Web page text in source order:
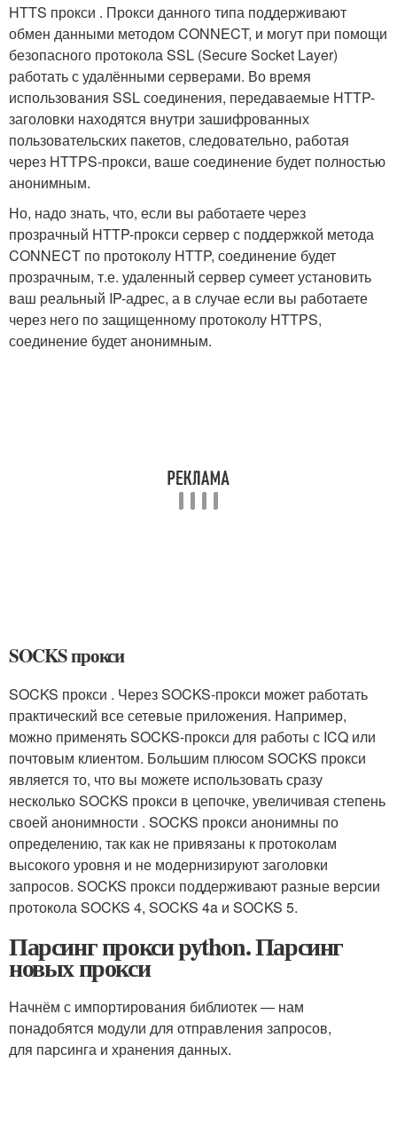
HTTS прокси . Прокси данного типа поддерживают
обмен данными методом CONNECT, и могут при помощи
безопасного протокола SSL (Secure Socket Layer)
работать с удалёнными серверами. Во время
использования SSL соединения, передаваемые HTTP-
заголовки находятся внутри зашифрованных
пользовательских пакетов, следовательно, работая
через HTTPS-прокси, ваше соединение будет полностью
анонимным.
Но, надо знать, что, если вы работаете через
прозрачный HTTP-прокси сервер с поддержкой метода
CONNECT по протоколу HTTP, соединение будет
прозрачным, т.е. удаленный сервер сумеет установить
ваш реальный IP-адрес, а в случае если вы работаете
через него по защищенному протоколу HTTPS,
соединение будет анонимным.
SOCKS прокси
SOCKS прокси . Через SOCKS-прокси может работать
практический все сетевые приложения. Например,
можно применять SOCKS-прокси для работы с ICQ или
почтовым клиентом. Большим плюсом SOCKS прокси
является то, что вы можете использовать сразу
несколько SOCKS прокси в цепочке, увеличивая степень
своей анонимности . SOCKS прокси анонимны по
определению, так как не привязаны к протоколам
высокого уровня и не модернизируют заголовки
запросов. SOCKS прокси поддерживают разные версии
протокола SOCKS 4, SOCKS 4a и SOCKS 5.
Парсинг прокси python. Парсинг
новых прокси
Начнём с импортирования библиотек — нам
понадобятся модули для отправления запросов,
для парсинга и хранения данных.